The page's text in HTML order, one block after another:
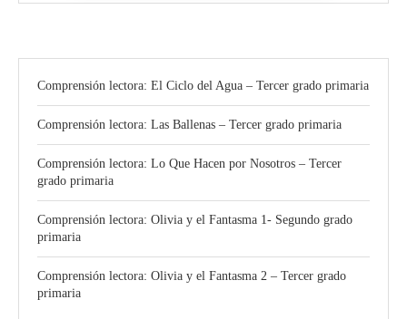
Comprensión lectora: El Ciclo del Agua – Tercer grado primaria
Comprensión lectora: Las Ballenas – Tercer grado primaria
Comprensión lectora: Lo Que Hacen por Nosotros – Tercer
grado primaria
Comprensión lectora: Olivia y el Fantasma 1- Segundo grado
primaria
Comprensión lectora: Olivia y el Fantasma 2 – Tercer grado
primaria